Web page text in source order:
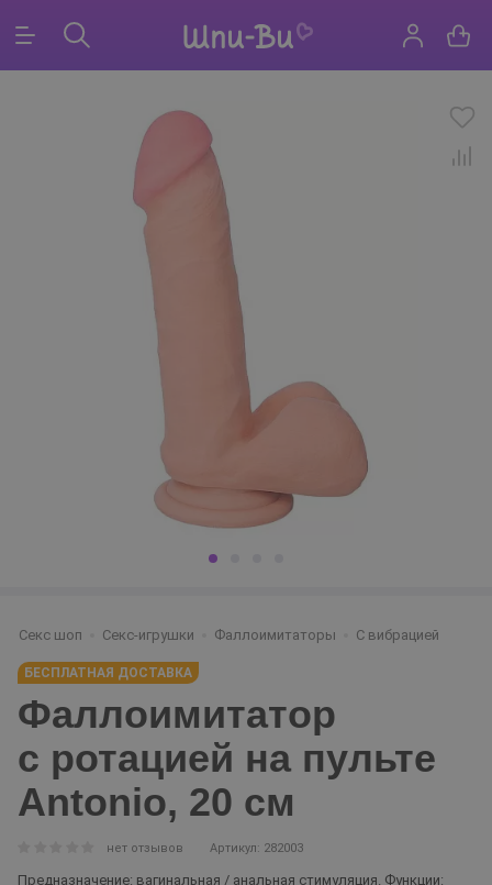
Секс шоп Секс-игрушки Фаллоимитаторы С вибрацией
БЕСПЛАТНАЯ ДОСТАВКА
Фаллоимитатор
с ротацией на пульте
Antonio, 20 см
нет отзывов Артикул: 282003
Предназначение: вагинальная / анальная стимуляция. Функции: